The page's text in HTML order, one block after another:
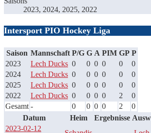
2023, 2024, 2025, 2022
Intersport PIO Hockey Liga
Saison Mannschaft P/G G A PIM GP P
2023
Lech Ducks 0 0 0 0 0
0
2024
Lech Ducks 0 0 0 0 0
0
2025
Lech Ducks 0 0 0 0 0
0
2022
Lech Ducks 0 0 0 0 2
0
Gesamt - 0 0 0 0 2
0
Datum
Heim Ergebnisse
2023-02-12